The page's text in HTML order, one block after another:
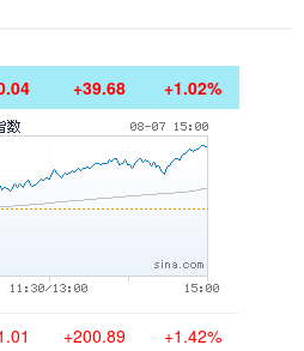
+39.68 +1.02%
+200.89 +1.42%